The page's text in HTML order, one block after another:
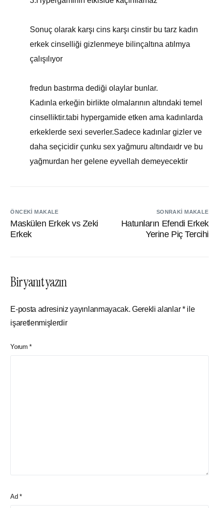
Sonuç olarak karşı cins karşı cinstir bu tarz kadın
erkek cinselliği gizlenmeye bilinçaltına atılmya
çalışılıyor
fredun bastırma dediği olaylar bunlar.
Kadınla erkeğin birlikte olmalarının altındaki temel
cinselliktir.tabi hypergamide etken ama kadınlarda
erkeklerde sexi severler.Sadece kadınlar gizler ve
daha seçicidir çunku sex yağmuru altındaıdr ve bu
yağmurdan her gelene eyvellah demeyecektir
ÖNCEKI MAKALE
Maskülen Erkek vs Zeki
Erkek
SONRAKI MAKALE
Hatunların Efendi Erkek
Yerine Piç Tercihi
Bir yanıt yazın
E-posta adresiniz yayınlanmayacak. Gerekli alanlar*ile
işaretlenmişlerdir
Yorum*
Ad*